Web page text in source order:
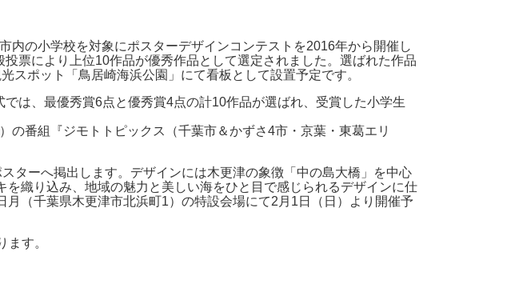
の小学校を対象にポスターデザインコンテストを2016年から開催し
票により上位10作品が優秀作品として選定されました。選ばれた作品
スポット「鳥居崎海浜公園」にて看板として設置予定です。
は、最優秀賞6点と優秀賞4点の計10作品が選ばれ、受賞した小学生
の番組『ジモトトピックス（千葉市＆かずさ4市・京葉・東葛エリ
ターへ掲出します。デザインには木更津の象徴「中の島大橋」を中心
織り込み、地域の魅力と美しい海をひと目で感じられるデザインに仕
（千葉県木更津市北浜町1）の特設会場にて2月1日（日）より開催予
す。